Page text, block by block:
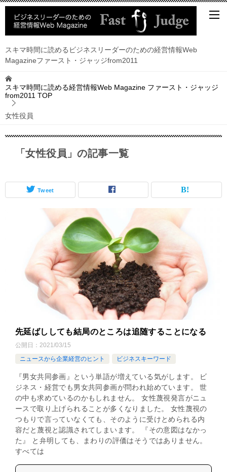
スキマ時間に読めるビジネスリーダーのための経営情報Web
Magazineファースト・ジャッジfrom2011
スキマ時間に読める経営情報Web Magazine ファースト・ジャッジ
from2011 TOP
女性役員
「女性役員」の記事一覧
Tweet
先延ばししても結局のところは追随することになる
公開日： 2021/03/15
ニュースから企業経営のヒント
ビジネスキーワード
『男女共同参画』という単語が増えている気がします。 ビ
ジネス・経営でも男女共同参画が問われ始めています。 世
の中も求めているのかもしれません。 女性蔑視発言がニュ
ースで取り上げられることが多くなりました。 女性蔑視の
つもりで言っていなくても、そのように受けとめられる内
容だと蔑視と認識されてしまいます。 『その意図はなかっ
た』 と弁明しても、まわりの評価はそうではありません。
すべては